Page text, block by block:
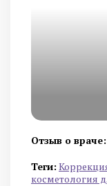
Отзыв о враче:
Теги:
косметология